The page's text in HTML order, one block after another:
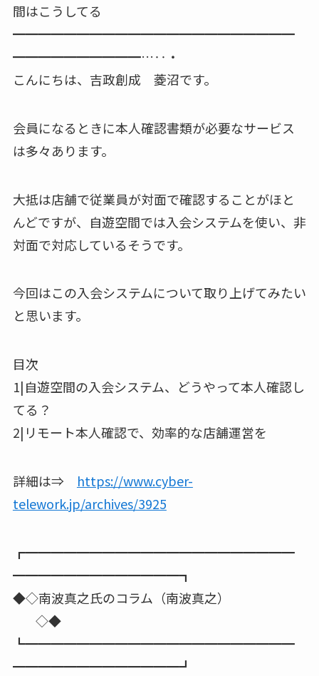
間はこうしてる
━━━━━━━━━━━━━━━━━━━━━━
━━━━━━━━━━…‥・
こんにちは、吉政創成 菱沼です。
会員になるときに本人確認書類が必要なサービス
は多々あります。
大抵は店舗で従業員が対面で確認することがほと
んどですが、自遊空間では入会システムを使い、非
対面で対応しているそうです。
今回はこの入会システムについて取り上げてみたい
と思います。
目次
1|自遊空間の入会システム、どうやって本人確認し
てる？
2|リモート本人確認で、効率的な店舗運営を
詳細は⇒ https://www.cyber-
telework.jp/archives/3925
┏━━━━━━━━━━━━━━━━━━━━━
━━━━━━━━━━━━━┓
◆◇南波真之氏のコラム（南波真之）
◇◆
┗━━━━━━━━━━━━━━━━━━━━━
━━━━━━━━━━━━━┛